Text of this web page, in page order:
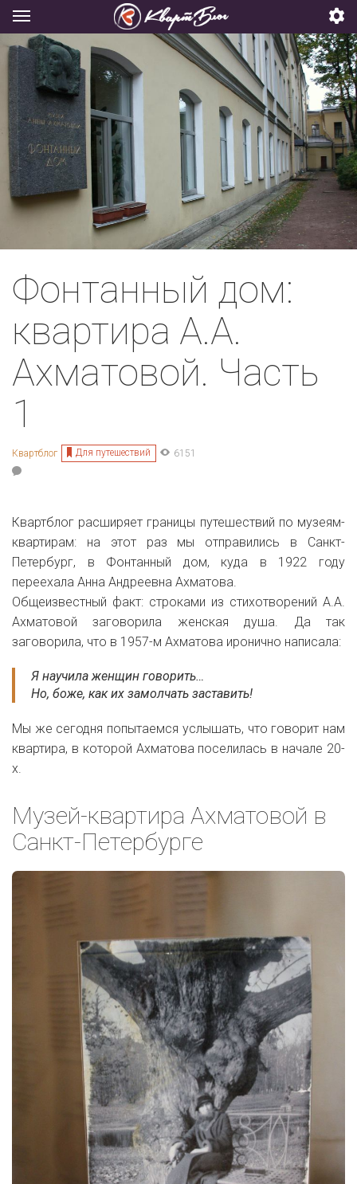
Фонтанный дом:
квартира А.А.
Ахматовой. Часть
1
Квартблог Для путешествий 6151
Квартблог расширяет границы путешествий по музеям-
квартирам: на этот раз мы отправились в Санкт-
Петербург, в Фонтанный дом, куда в 1922 году
переехала Анна Андреевна Ахматова.
Общеизвестный факт: строками из стихотворений А.А.
Ахматовой заговорила женская душа. Да так
заговорила, что в 1957-м Ахматова иронично написала:
Я научила женщин говорить…
Но, боже, как их замолчать заставить!
Мы же сегодня попытаемся услышать, что говорит нам
квартира, в которой Ахматова поселилась в начале 20-
х.
Музей-квартира Ахматовой в
Санкт-Петербурге